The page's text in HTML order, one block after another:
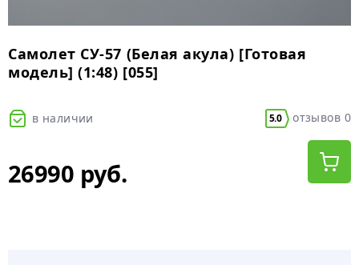
Самолет СУ-57 (Белая акула) [Готовая
модель] (1:48) [055]
в наличии 5.0 отзывов 0
26990 руб.